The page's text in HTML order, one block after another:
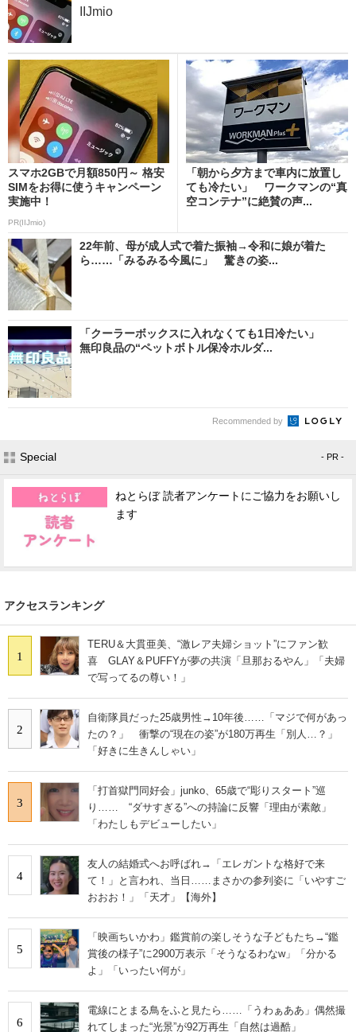
IIJmio
スマホ2GBで月額850円～ 格安
SIMをお得に使うキャンペーン
実施中！
PR(IIJmio)
「朝から夕方まで車内に放置し
ても冷たい」 ワークマンの“真
空コンテナ”に絶賛の声...
22年前、母が成人式で着た振袖→令和に娘が着た
ら……「みるみる今風に」 驚きの姿...
「クーラーボックスに入れなくても1日冷たい」
無印良品の“ペットボトル保冷ホルダ...
Recommended by
Special - PR -
ねとらぼ 読者アンケートにご協力をお願いし
ます
アクセスランキング
1
TERU＆大貫亜美、“激レア夫婦ショット”にファン歓
喜 GLAY＆PUFFYが夢の共演「旦那おるやん」「夫婦
で写ってるの尊い！」
2
自衛隊員だった25歳男性→10年後……「マジで何があっ
たの？」 衝撃の“現在の姿”が180万再生「別人…？」
「好きに生きんしゃい」
3
「打首獄門同好会」junko、65歳で“彫りスタート”巡
り…… “ダサすぎる”への持論に反響「理由が素敵」
「わたしもデビューしたい」
4
友人の結婚式へお呼ばれ→「エレガントな格好で来
て！」と言われ、当日……まさかの参列姿に「いやすご
おおお！」「天才」【海外】
5
「映画ちいかわ」鑑賞前の楽しそうな子どもたち→“鑑
賞後の様子”に2900万表示「そうなるわなw」「分かる
よ」「いったい何が」
6
電線にとまる鳥をふと見たら……「うわぁああ」偶然撮
れてしまった“光景”が92万再生「自然は過酷」